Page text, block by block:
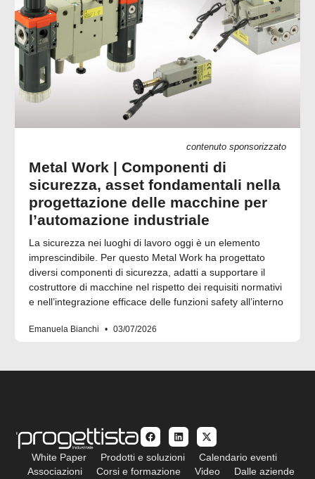
contenuto sponsorizzato
Metal Work | Componenti di
sicurezza, asset fondamentali nella
progettazione delle macchine per
l’automazione industriale
La sicurezza nei luoghi di lavoro oggi è un elemento
imprescindibile. Per questo Metal Work ha progettato
diversi componenti di sicurezza, adatti a supportare il
costruttore di macchine nel rispetto dei requisiti normativi
e nell’integrazione efficace delle funzioni safety all’interno
Emanuela Bianchi 03/07/2026
White Paper Prodotti e soluzioni
Calendario eventi
Associazioni
Corsi e formazione Video Dalle aziende